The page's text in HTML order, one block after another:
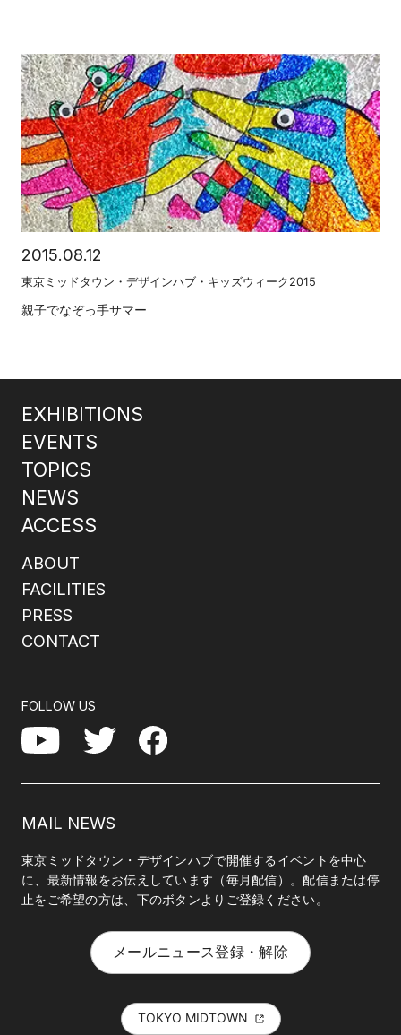
2015.08.12
東京ミッドタウン・デザインハブ・キッズウィーク2015
親子でなぞっ手サマー
EXHIBITIONS
EVENTS
TOPICS
NEWS
ACCESS
ABOUT
FACILITIES
PRESS
CONTACT
FOLLOW US
YouTube Twitter Facebook
MAIL NEWS
東京ミッドタウン・デザインハブで開催するイベントを中心
に、最新情報をお伝えしています（毎月配信）。配信または停
止をご希望の方は、下のボタンよりご登録ください。
メールニュース登録・解除
TOKYO MIDTOWN